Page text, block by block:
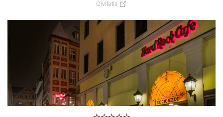
Civitatis